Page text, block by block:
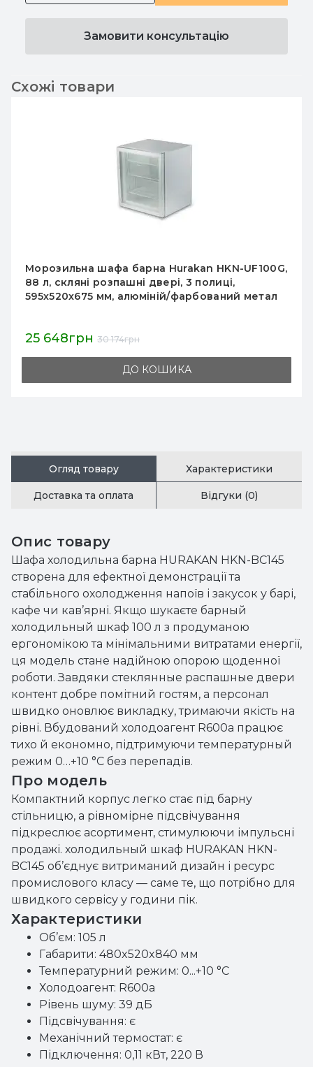
Замовити консультацію
Схожі товари
Холодильна шафа Snaige CD14SM-S3003C, 130
л, 3 полиці, біла, статичне охолодження,
вітрина для напоїв та продуктів, Литва
15 390грн 16 200грн
ДО КОШИКА
Огляд товару Характеристики
Доставка та оплата Відгуки (0)
Опис товару
Шафа холодильна барна HURAKAN HKN-BC145
створена для ефектної демонстрації та
стабільного охолодження напоїв і закусок у барі,
кафе чи кав’ярні. Якщо шукаєте барный
холодильный шкаф 100 л з продуманою
ергономікою та мінімальними витратами енергії,
ця модель стане надійною опорою щоденної
роботи. Завдяки стеклянные распашные двери
контент добре помітний гостям, а персонал
швидко оновлює викладку, тримаючи якість на
рівні. Вбудований холодоагент R600a працює
тихо й економно, підтримуючи температурный
режим 0…+10 °C без перепадів.
Про модель
Компактний корпус легко стає під барну
стільницю, а рівномірне підсвічування
підкреслює асортимент, стимулюючи імпульсні
продажі. холодильный шкаф HURAKAN HKN-
BC145 об’єднує витриманий дизайн і ресурс
промислового класу — саме те, що потрібно для
швидкого сервісу у години пік.
Характеристики
Об’єм: 105 л
Габарити: 480x520x840 мм
Температурний режим: 0...+10 °C
Холодоагент: R600a
Рівень шуму: 39 дБ
Підсвічування: є
Механічний термостат: є
Підключення: 0,11 кВт, 220 В